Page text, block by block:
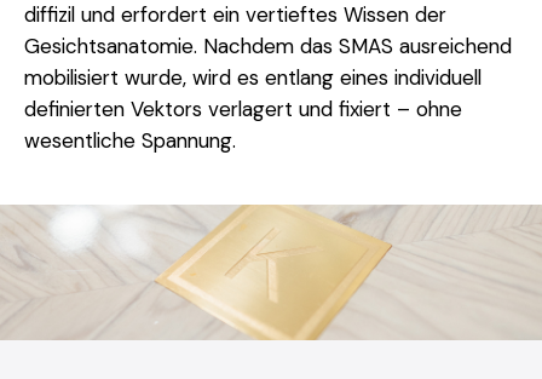
diffizil und erfordert ein vertieftes Wissen der
Gesichtsanatomie. Nachdem das SMAS ausreichend
mobilisiert wurde, wird es entlang eines individuell
definierten Vektors verlagert und fixiert – ohne
wesentliche Spannung.